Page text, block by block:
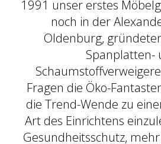
1991 unser erstes
noch in der
Oldenburg,
Spanplatten-
Fragen die Öko-
die Trend-Wende zu
Art des Einrichtens
Gesundheitsschutz,